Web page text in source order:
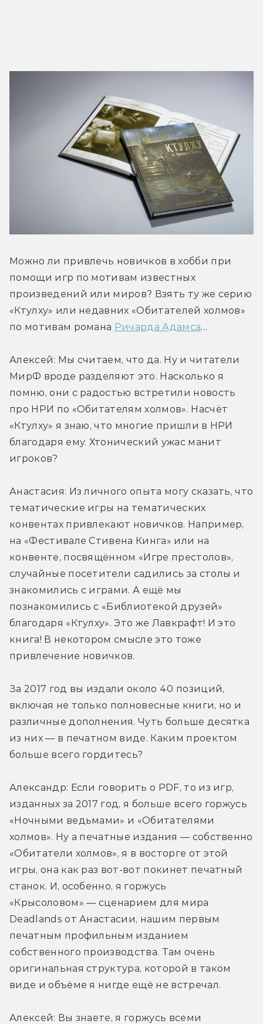
Можно ли привлечь новичков в хобби при
помощи игр по мотивам известных
произведений или миров? Взять ту же серию
«Ктулху» или недавних «Обитателей холмов»
по мотивам романа Ричарда Адамса…
Алексей: Мы считаем, что да. Ну и читатели
МирФ вроде разделяют это. Насколько я
помню, они с радостью встретили новость
про НРИ по «Обитателям холмов». Насчёт
«Ктулху» я знаю, что многие пришли в НРИ
благодаря ему. Хтонический ужас манит
игроков?
Анастасия: Из личного опыта могу сказать, что
тематические игры на тематических
конвентах привлекают новичков. Например,
на «Фестивале Стивена Кинга» или на
конвенте, посвящённом «Игре престолов»,
случайные посетители садились за столы и
знакомились с играми. А ещё мы
познакомились с «Библиотекой друзей»
благодаря «Ктулху». Это же Лавкрафт! И это
книга! В некотором смысле это тоже
привлечение новичков.
За 2017 год вы издали около 40 позиций,
включая не только полновесные книги, но и
различные дополнения. Чуть больше десятка
из них — в печатном виде. Каким проектом
больше всего гордитесь?
Александр: Если говорить о PDF, то из игр,
изданных за 2017 год, я больше всего горжусь
«Ночными ведьмами» и «Обитателями
холмов». Ну а печатные издания — собственно
«Обитатели холмов», я в восторге от этой
игры, она как раз вот-вот покинет печатный
станок. И, особенно, я горжусь
«Крысоловом» — сценарием для мира
Deadlands от Анастасии, нашим первым
печатным профильным изданием
собственного производства. Там очень
оригинальная структура, которой в таком
виде и объёме я нигде ещё не встречал.
Алексей: Вы знаете, я горжусь всеми